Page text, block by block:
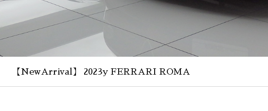
【NewArrival】 2023y FERRARI ROMA